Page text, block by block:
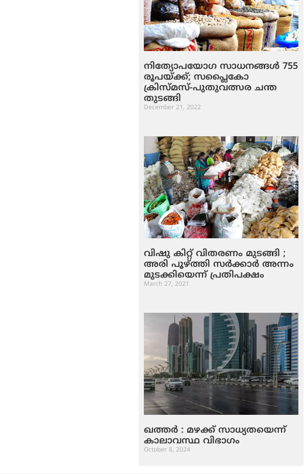
നിത്യോപയോഗ സാധനങ്ങള്‍ 755
രൂപയ്ക്ക്; സപ്ലൈകോ
ക്രിസ്മസ്-പുതുവത്സര ചന്ത
തുടങ്ങി
December 21, 2022
വിഷു കിറ്റ് വിതരണം മുടങ്ങി ;
അരി പൂഴ്ത്തി സര്‍ക്കാര്‍ അന്നം
മുടക്കിയെന്ന് പ്രതിപക്ഷം
March 27, 2021
ഖത്തർ : മ​ഴ​ക്ക് സാ​ധ്യ​ത​യെ​ന്ന്
കാ​ലാ​വ​സ്ഥ വി​ഭാ​ഗം
October 8, 2024